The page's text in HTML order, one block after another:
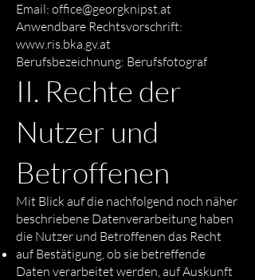
Email: office@georgknipst.at
Anwendbare Rechtsvorschrift:
www.ris.bka.gv.at
Berufsbezeichnung: Berufsfotograf
II. Rechte der
Nutzer und
Betroffenen
Mit Blick auf die nachfolgend noch näher
beschriebene Datenverarbeitung haben
die Nutzer und Betroffenen das Recht
auf Bestätigung, ob sie betreffende
Daten verarbeitet werden, auf Auskunft